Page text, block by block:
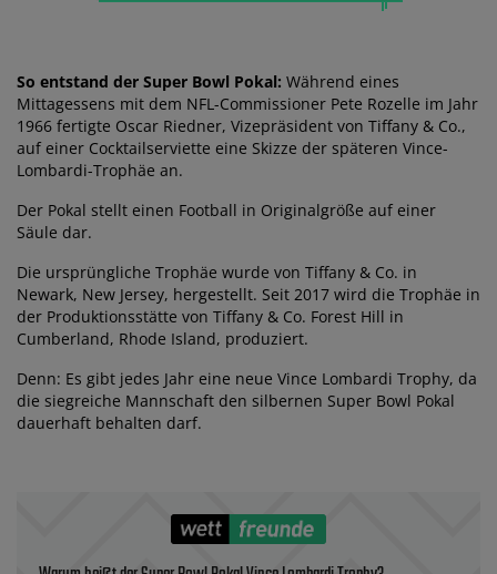
So entstand der Super Bowl Pokal: Während eines
Mittagessens mit dem NFL-Commissioner Pete Rozelle im Jahr
1966 fertigte Oscar Riedner, Vizepräsident von Tiffany & Co.,
auf einer Cocktailserviette eine Skizze der späteren Vince-
Lombardi-Trophäe an.
Der Pokal stellt einen Football in Originalgröße auf einer
Säule dar.
Die ursprüngliche Trophäe wurde von Tiffany & Co. in
Newark, New Jersey, hergestellt. Seit 2017 wird die Trophäe in
der Produktionsstätte von Tiffany & Co. Forest Hill in
Cumberland, Rhode Island, produziert.
Denn: Es gibt jedes Jahr eine neue Vince Lombardi Trophy, da
die siegreiche Mannschaft den silbernen Super Bowl Pokal
dauerhaft behalten darf.